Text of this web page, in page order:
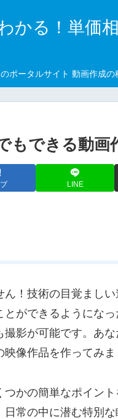
かる！単価
ポータルサイト 動画作成
もできる動画
LINE
！技術の目覚まし
ができるようにな
影が可能です。あ
像作品を作ってみま
かの簡単なポイン
常の中に潜む特別